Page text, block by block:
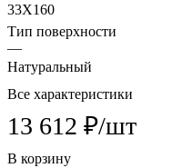
33X160
Тип поверхности
—
Натуральный
Все характеристики
13 612 ₽/шт
В корзину